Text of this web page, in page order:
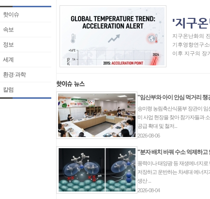
환경오염의 주범인 혼합 플라...
'지구온난화 속도 가빠졌다'…...
핫이슈
속보
정보
세계
환경·과학
칼럼
지구온난화의
기후영향연구
이후 지구의 장
"임산부와 아이 안심 먹거리 챙
송미령 농림축산식품부 장관이
미 사업 현장을 찾아 참가자들과
공급 확대 및 철저...
2026-08-06
"분자 배치 바꿔 수소 억제하고
풍력이나 태양광 등 재생에너지로
저장하고 운반하는 차세대 에너지
생산 ...
2026-08-04